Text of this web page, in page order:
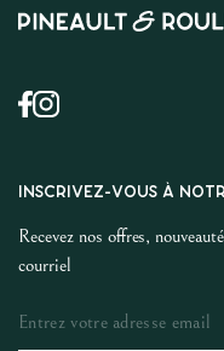
INSCRIVEZ-VOUS À
Recevez nos offres,
courriel